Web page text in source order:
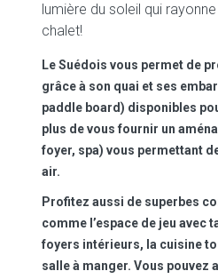
lumière du soleil qui
chalet!
Le Suédois vous permet de
grâce à son quai et ses
paddle board) disponibles
plus de vous fournir un
foyer, spa) vous permettant
air.
Profitez aussi de superbes
comme l’espace de jeu avec
foyers intérieurs, la cuisine
salle à manger. Vous pouvez